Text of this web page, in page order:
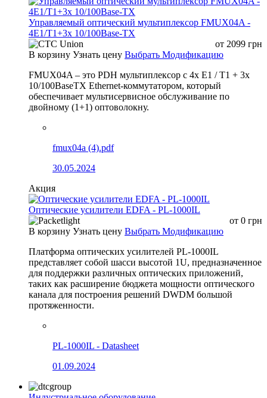
Управляемый оптический мультиплексор FMUX04A -
4E1/T1+3x 10/100Base-TX
от 2099 грн
В корзину Узнать цену Выбрать Модификацию
FMUX04A – это PDH мультиплексор с 4x E1 / T1 + 3x
10/100BaseTX Ethernet-коммутатором, который
обеспечивает мультисервисное обслуживание по
двойному (1+1) оптоволокну.
fmux04a (4).pdf
30.05.2024
Акция
Оптические усилители EDFA - PL-1000IL
от 0 грн
В корзину Узнать цену Выбрать Модификацию
Платформа оптических усилителей PL-1000IL
представляет собой шасси высотой 1U, предназначенное
для поддержки различных оптических приложений,
таких как расширение бюджета мощности оптического
канала для построения решений DWDM большой
протяженности.
PL-1000IL - Datasheet
01.09.2024